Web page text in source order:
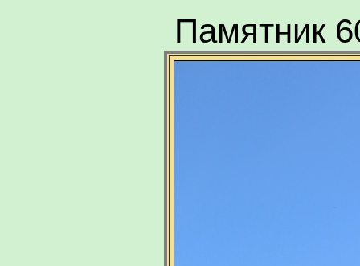
Памятник